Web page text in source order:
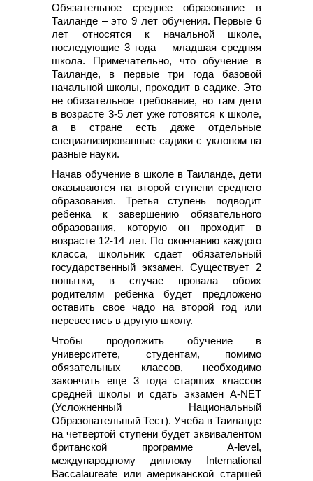
Обязательное среднее образование в
Таиланде – это 9 лет обучения. Первые 6
лет относятся к начальной школе,
последующие 3 года – младшая средняя
школа. Примечательно, что обучение в
Таиланде, в первые три года базовой
начальной школы, проходит в садике. Это
не обязательное требование, но там дети
в возрасте 3-5 лет уже готовятся к школе,
а в стране есть даже отдельные
специализированные садики с уклоном на
разные науки.
Начав обучение в школе в Таиланде, дети
оказываются на второй ступени среднего
образования. Третья ступень подводит
ребенка к завершению обязательного
образования, которую он проходит в
возрасте 12-14 лет. По окончанию каждого
класса, школьник сдает обязательный
государственный экзамен. Существует 2
попытки, в случае провала обоих
родителям ребенка будет предложено
оставить свое чадо на второй год или
перевестись в другую школу.
Чтобы продолжить обучение в
университете, студентам, помимо
обязательных классов, необходимо
закончить еще 3 года старших классов
средней школы и сдать экзамен A-NET
(Усложненный Национальный
Образовательный Тест). Учеба в Таиланде
на четвертой ступени будет эквивалентом
британской программе A-level,
международному диплому International
Baccalaureate или американской старшей